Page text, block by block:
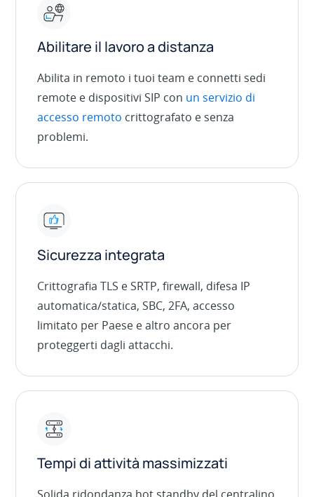
Abilitare il lavoro a distanza
Abilita in remoto i tuoi team e connetti sedi
remote e dispositivi SIP con un servizio di
accesso remoto crittografato e senza
problemi.
Sicurezza integrata
Crittografia TLS e SRTP, firewall, difesa IP
automatica/statica, SBC, 2FA, accesso
limitato per Paese e altro ancora per
proteggerti dagli attacchi.
Tempi di attività massimizzati